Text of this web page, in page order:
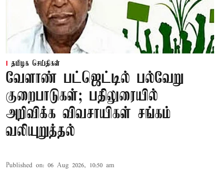
தமிழக செய்திகள்
வேளாண் பட்ஜெட்டில் பல்வேறு
குறைபாடுகள்; பதிலுரையில்
அறிவிக்க விவசாயிகள் சங்கம்
வலியுறுத்தல்
Published on: 06 Aug 2026, 10:50 am